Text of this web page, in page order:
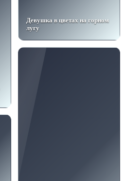
Девушка в цветах на горном
лугу